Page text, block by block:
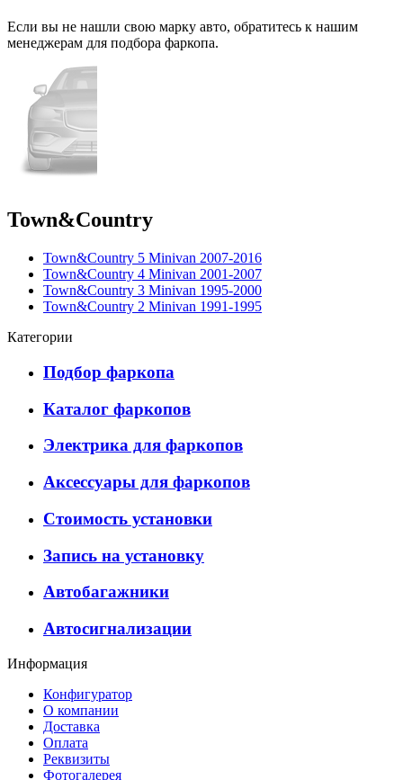
Если вы не нашли свою марку авто, обратитесь к нашим
менеджерам для подбора фаркопа.
Town&Country
Town&Country 5 Minivan 2007-2016
Town&Country 4 Minivan 2001-2007
Town&Country 3 Minivan 1995-2000
Town&Country 2 Minivan 1991-1995
Категории
Подбор фаркопа
Каталог фаркопов
Электрика для фаркопов
Аксессуары для фаркопов
Стоимость установки
Запись на установку
Автобагажники
Автосигнализации
Информация
Конфигуратор
О компании
Доставка
Оплата
Реквизиты
Фотогалерея